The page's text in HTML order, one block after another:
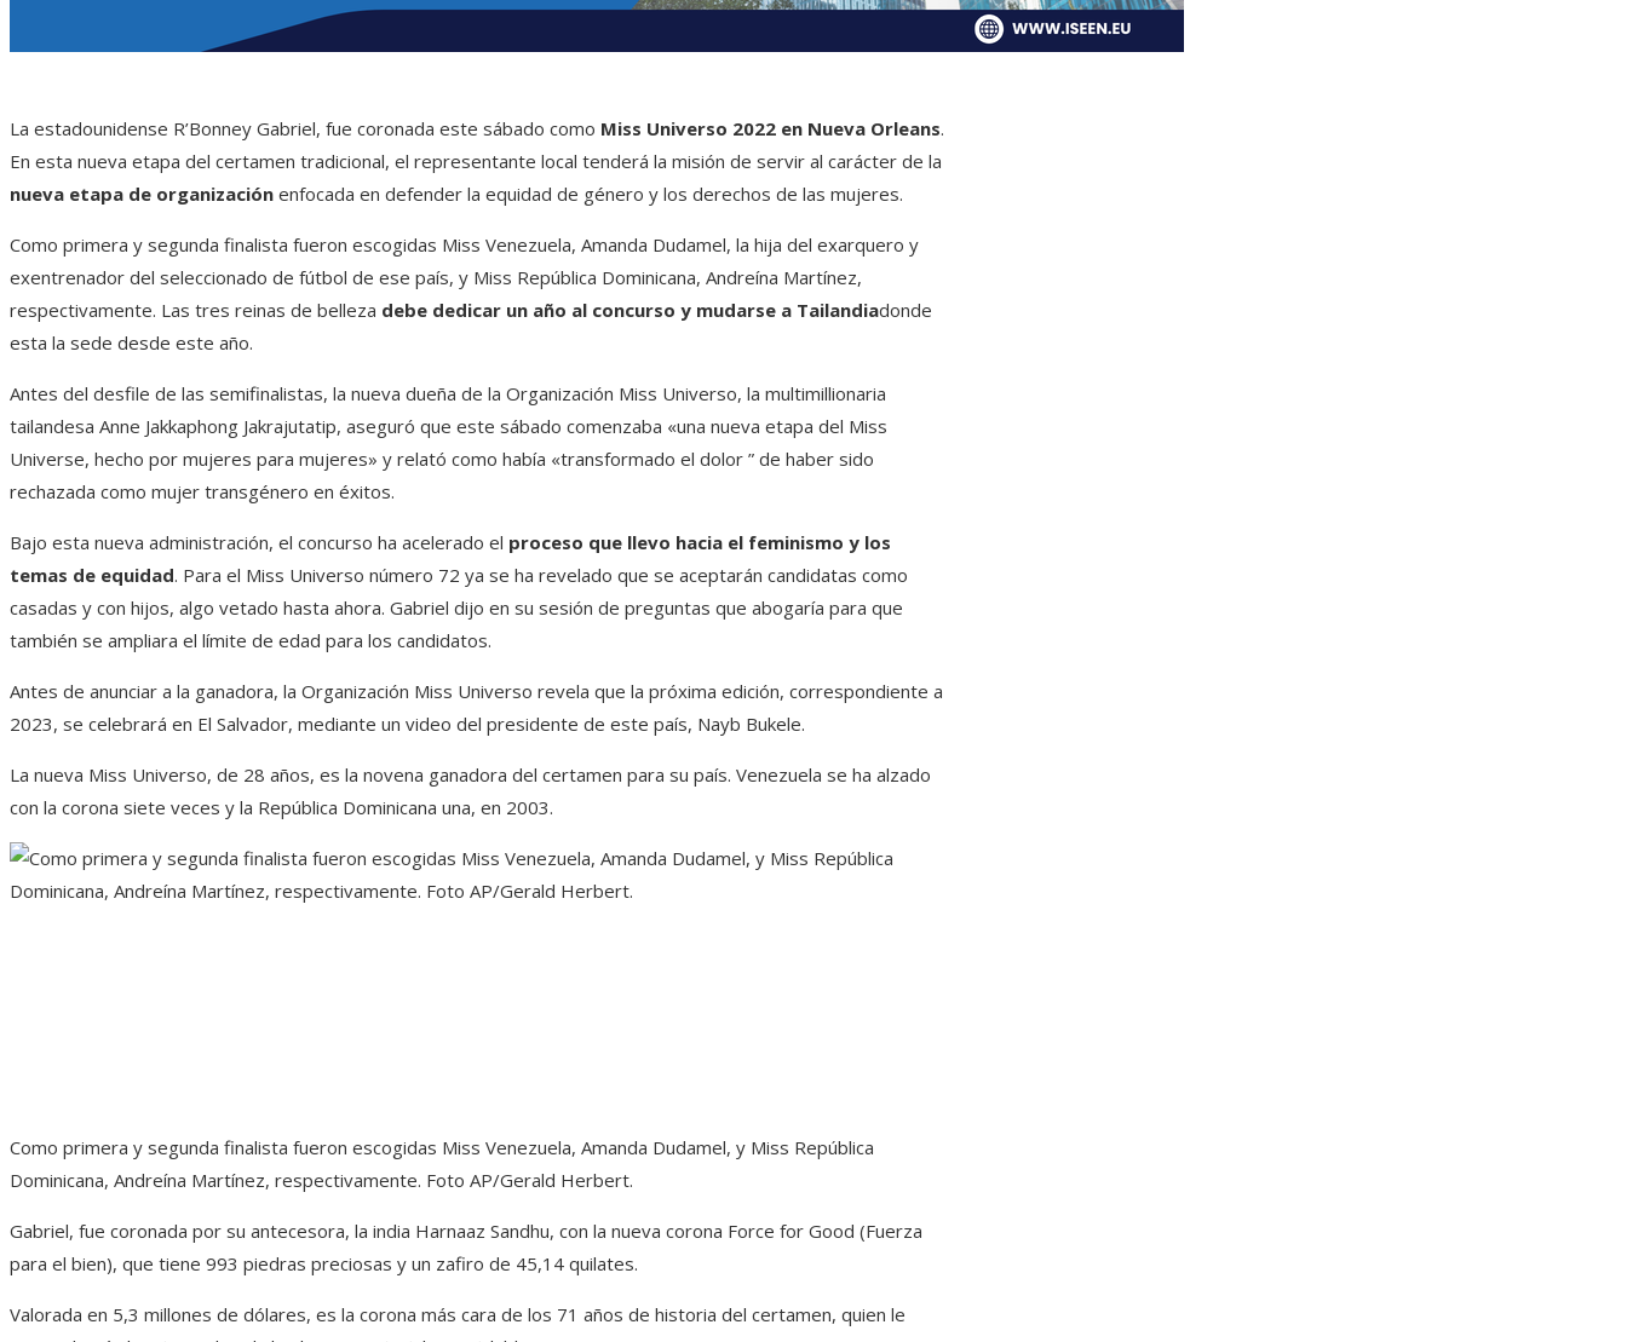
La estadounidense R’Bonney Gabriel, fue coronada este sábado como Miss Universo 2022 en Nueva Orleans.
En esta nueva etapa del certamen tradicional, el representante local tenderá la misión de servir al carácter de la
nueva etapa de organización enfocada en defender la equidad de género y los derechos de las mujeres.
Como primera y segunda finalista fueron escogidas Miss Venezuela, Amanda Dudamel, la hija del exarquero y
exentrenador del seleccionado de fútbol de ese país, y Miss República Dominicana, Andreína Martínez,
respectivamente. Las tres reinas de belleza debe dedicar un año al concurso y mudarse a Tailandiadonde
esta la sede desde este año.
Antes del desfile de las semifinalistas, la nueva dueña de la Organización Miss Universo, la multimillionaria
tailandesa Anne Jakkaphong Jakrajutatip, aseguró que este sábado comenzaba «una nueva etapa del Miss
Universe, hecho por mujeres para mujeres» y relató como había «transformado el dolor ” de haber sido
rechazada como mujer transgénero en éxitos.
Bajo esta nueva administración, el concurso ha acelerado el proceso que llevo hacia el feminismo y los
temas de equidad. Para el Miss Universo número 72 ya se ha revelado que se aceptarán candidatas como
casadas y con hijos, algo vetado hasta ahora. Gabriel dijo en su sesión de preguntas que abogaría para que
también se ampliara el límite de edad para los candidatos.
Antes de anunciar a la ganadora, la Organización Miss Universo revela que la próxima edición, correspondiente a
2023, se celebrará en El Salvador, mediante un video del presidente de este país, Nayb Bukele.
La nueva Miss Universo, de 28 años, es la novena ganadora del certamen para su país. Venezuela se ha alzado
con la corona siete veces y la República Dominicana una, en 2003.
Como primera y segunda finalista fueron escogidas Miss Venezuela, Amanda Dudamel, y Miss República
Dominicana, Andreína Martínez, respectivamente. Foto AP/Gerald Herbert.
Gabriel, fue coronada por su antecesora, la india Harnaaz Sandhu, con la nueva corona Force for Good (Fuerza
para el bien), que tiene 993 piedras preciosas y un zafiro de 45,14 quilates.
Valorada en 5,3 millones de dólares, es la corona más cara de los 71 años de historia del certamen, quien le